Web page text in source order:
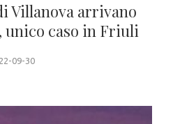
Villanova arrivano
caso in Friuli
09-30